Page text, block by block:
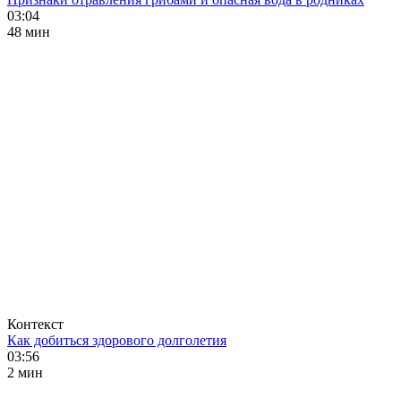
03:04
48 мин
Контекст
Как добиться здорового долголетия
03:56
2 мин